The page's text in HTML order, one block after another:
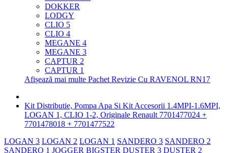
DOKKER
LODGY
CLIO 5
CLIO 4
MEGANE 4
MEGANE 3
CAPTUR 2
CAPTUR 1
Afișează mai multe Pachet Revizie Cu RAVENOL RN17
Kit Distributie, Pompa Apa Si Kit Accesorii 1.4MPI-1.6MPI,
LOGAN 1, CLIO 1-2, Originale Renault 7701477024 +
7701478018 + 7701477522
LOGAN 3 LOGAN 2 LOGAN 1 SANDERO 3 SANDERO 2
SANDERO 1 JOGGER BIGSTER DUSTER 3 DUSTER 2